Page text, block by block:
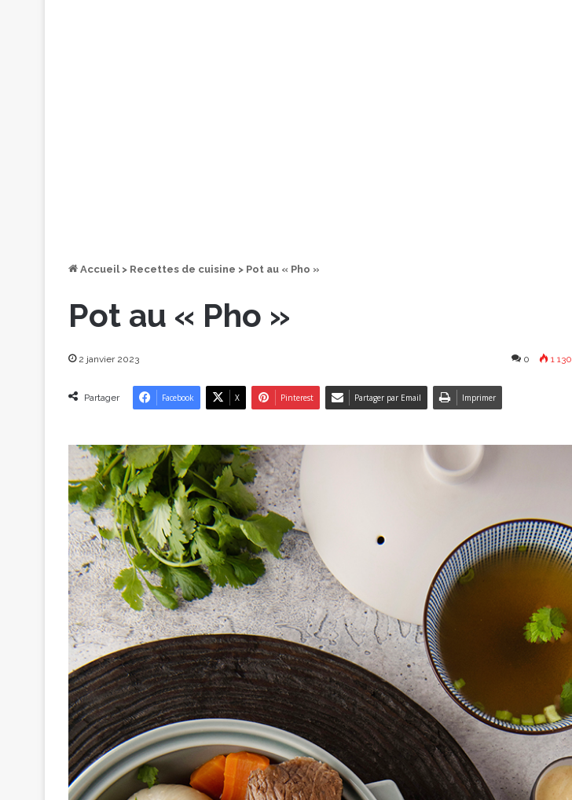
Accueil > Recettes de cuisine > Pot au « Pho »
Pot au « Pho »
2 janvier 2023 0 1 130
Partager Facebook X Pinterest Partager par Email Imprimer